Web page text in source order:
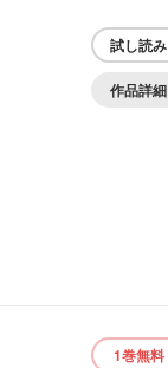
試し読み
作品詳細
1巻無料